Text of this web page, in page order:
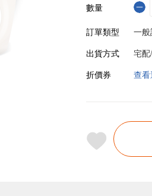
數量
訂單類型
一
出貨方式
宅
折價券
查